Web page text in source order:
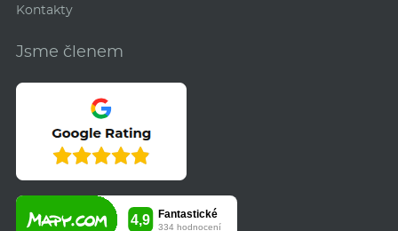
Kontakty
Jsme členem